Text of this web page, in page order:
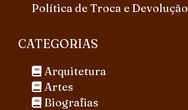
Política de Troca e Devolução
CATEGORIAS
Arquitetura
Artes
Biografias